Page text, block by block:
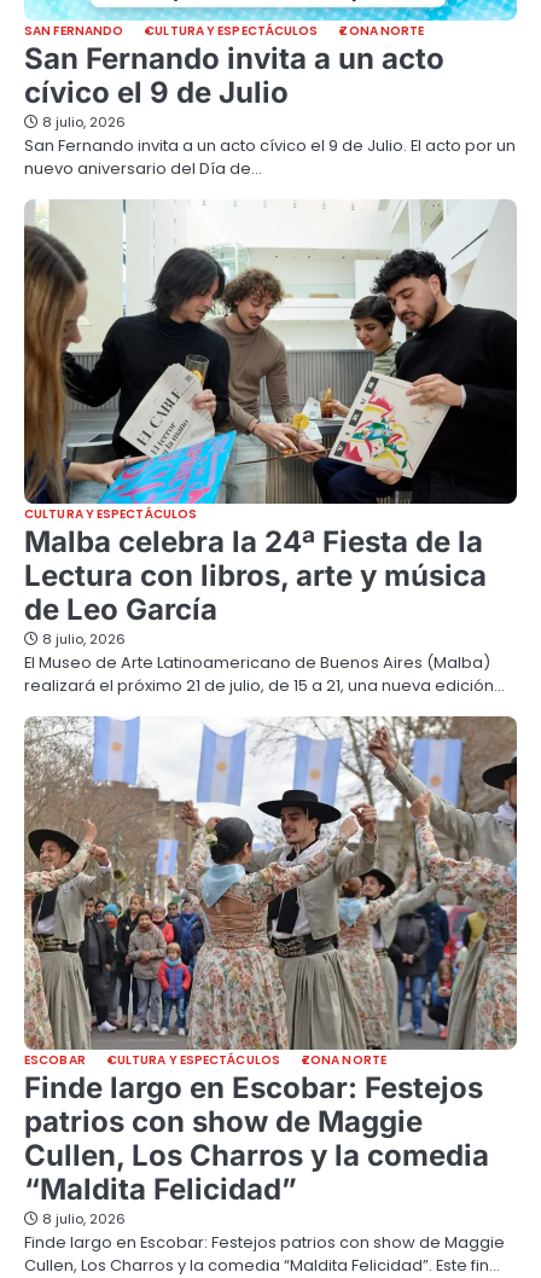
SAN FERNANDO CULTURA Y ESPECTÁCULOS ZONA NORTE
San Fernando invita a un acto
cívico el 9 de Julio
8 julio, 2026
San Fernando invita a un acto cívico el 9 de Julio. El acto por un
nuevo aniversario del Día de…
CULTURA Y ESPECTÁCULOS
Malba celebra la 24ª Fiesta de la
Lectura con libros, arte y música
de Leo García
8 julio, 2026
El Museo de Arte Latinoamericano de Buenos Aires (Malba)
realizará el próximo 21 de julio, de 15 a 21, una nueva edición…
ESCOBAR CULTURA Y ESPECTÁCULOS ZONA NORTE
Finde largo en Escobar: Festejos
patrios con show de Maggie
Cullen, Los Charros y la comedia
“Maldita Felicidad”
8 julio, 2026
Finde largo en Escobar: Festejos patrios con show de Maggie
Cullen, Los Charros y la comedia “Maldita Felicidad”. Este fin…